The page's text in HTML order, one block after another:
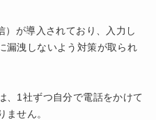
）が導入されており、入力し
漏洩しないよう対策が取られ
、1社ずつ自分で電話をかけて
ません。